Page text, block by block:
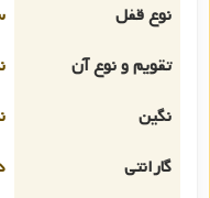
نوع قفل
تقویم و نوع آن
نگین
گارانتی